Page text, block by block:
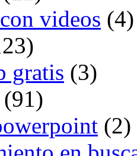
videos (4)
gratis (3)
(91)
(2)